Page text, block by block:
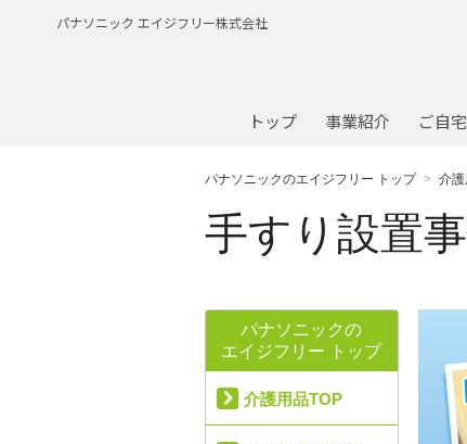
パナソニック エイジフリー株式会社
トップ 事業紹介 ご自
パナソニックのエイジフリー トップ 介
手すり設置
パナソニックの
エイジフリー トップ
介護用品TOP